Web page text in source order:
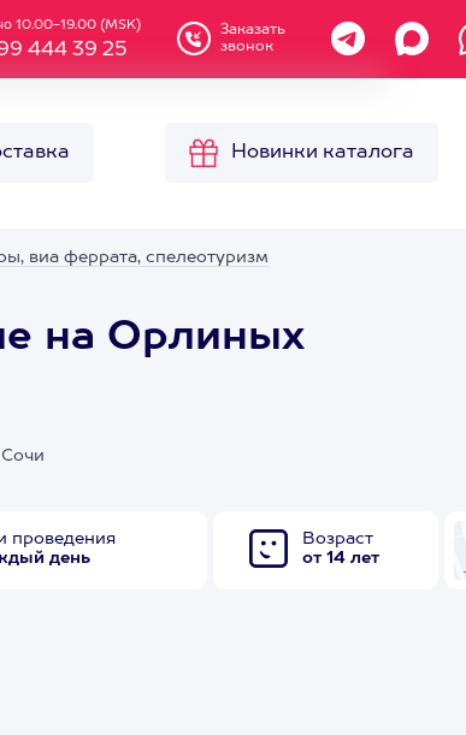
10.00-19.00 (MSK)
444 39 25
Заказать
звонок
Новинки каталога
виа феррата, спелеотуризм
на Орлиных
проведения
день
Возраст
от 14 лет